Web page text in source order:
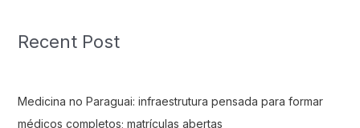
Recent Post
Medicina no Paraguai: infraestrutura pensada para formar
médicos completos; matrículas abertas